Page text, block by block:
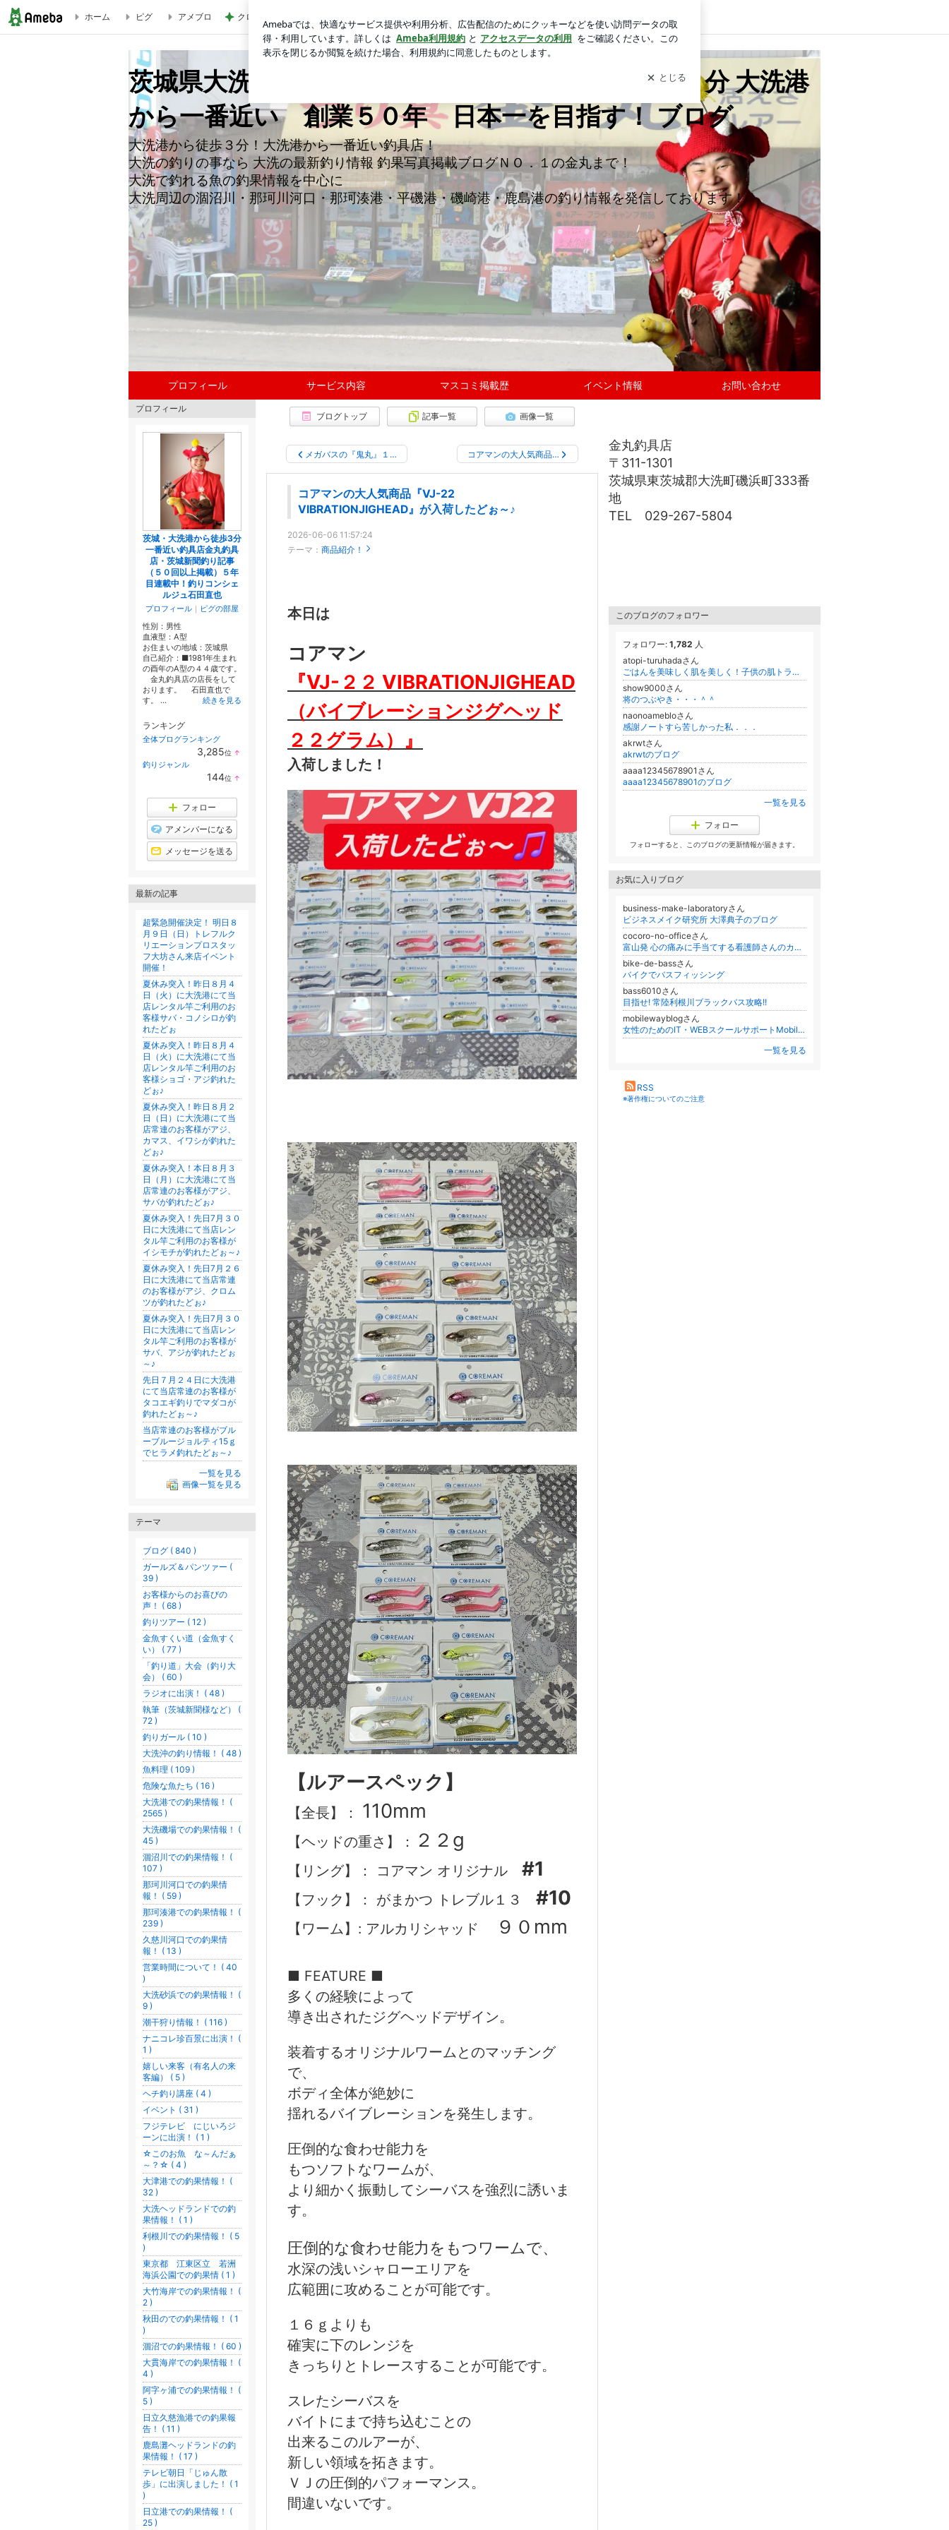
VJ22,金丸釣具店,手ぶらでレンタル,釣り体験,コアマン | 茨城県大洗町の釣具 金丸釣具店 大洗港から徒歩３分 大洗港から一番近い 創業５０年 日本一を目指す！ ブログ
ホーム ピグ アメブロ クロ 7歳娘の小さな指とタッチ ログイン
茨城県大洗町の釣具 金丸釣具店 大洗港から徒歩３分 大洗港
から一番近い 創業５０年 日本一を目指す！ ブログ
大洗港から徒歩３分！大洗港から一番近い釣具店！
大洗の釣りの事なら 大洗の最新釣り情報 釣果写真掲載ブログＮＯ．１の金丸まで！
大洗で釣れる魚の釣果情報を中心に
大洗周辺の涸沼川・那珂川河口・那珂湊港・平磯港・磯崎港・鹿島港の釣り情報を発信しております！
ブログトップ 記事一覧 画像一覧
メガバスの『鬼丸』１… コアマンの大人気商品…
コアマンの大人気商品『VJ-22
VIBRATIONJIGHEAD』が入荷したどぉ～♪
2026-06-06 11:57:24
テーマ： 商品紹介！
本日は
コアマン
『VJ-２２ VIBRATIONJIGHEAD
（バイブレーションジグヘッド
２２ グラム）』
入荷しました！
【ルアースペック】
【全長】： 110mm
【ヘッドの重さ】： ２２g
【リング】： コアマン オリジナル #1
【フック】： がまかつ トレブル１３ #10
【ワーム】: アルカリシャッド ９０mm
■ FEATURE ■
多くの経験によって
導き出されたジグヘッドデザイン。
装着するオリジナルワームとのマッチング
で、
ボディ全体が絶妙に
揺れるバイブレーションを発生します。
圧倒的な食わせ能力を
もつソフトなワームが、
より細かく振動してシーバスを強烈に誘いま
す。
圧倒的な食わせ能力をもつワームで、
水深の浅いシャローエリアを
広範囲に攻めることが可能です。
１６ｇよりも
確実に下のレンジを
きっちりとトレースすることが可能です。
スレたシーバスを
バイトにまで持ち込むことの
出来るこのルアーが、
新しい領域を拓きます。
ＶＪの圧倒的パフォーマンス。
間違いないです。
プロフィール サービス内容 マスコミ掲載歴 イベント情報 お問い合わせ
金丸釣具店
〒311-1301
茨城県東茨城郡大洗町磯浜町333番
地
TEL 029-267-5804
このブログのフォロワー
フォロワー: 1,782 人
atopi-turuhadaさん
ごはんを美味しく肌を美しく！子供の肌トラブルと痒みを治してあげたいママに送るアトピー食事改善法！アトピー専門家歴10年/秋田ハナエ
show9000さん
将のつぶやき・・・＾＾
naonoamebloさん
感謝ノートすら苦しかった私．．．
akrwtさん
akrwtのブログ
aaaa12345678901さん
aaaa12345678901のブログ
一覧を見る
フォロー
フォローすると、このブログの更新情報が届きます。
お気に入りブログ
business-make-laboratoryさん
ビジネスメイク研究所 大澤典子のブログ
cocoro-no-officeさん
富山発 心の痛みに手当てする看護師さんのカウンセリング
bike-de-bassさん
バイクでバスフィッシング
bass6010さん
目指せ! 常陸利根川ブラックバス攻略!!
mobilewayblogさん
女性のためのIT・WEBスクールサポートMobileWay
一覧を見る
RSS
※著作権についてのご注意
プロフィール
茨城・大洗港から徒歩3分
一番近い釣具店金丸釣具
店・茨城新聞釣り記事
（５０回以上掲載）５年
目連載中！釣りコンシェ
ルジュ石田直也
プロフィール ｜ ピグの部屋
性別： 男性
血液型： A型
お住まいの地域： 茨城県
自己紹介：■1981年生まれ
の酉年のA型の４４歳です。
金丸釣具店の店長をして
おります。 石田直也で
す。 ...
続きを見る
ランキング
全体ブログランキング
3,285位 ↑
釣りジャンル
144位 ↑
フォロー
アメンバーになる
メッセージを送る
最新の記事
超緊急開催決定！ 明日８
月９日（日）トレフルク
リエーションプロスタッ
フ大坊さん来店イベント
開催！
夏休み突入！昨日８月４
日（火）に大洗港にて当
店レンタル竿ご利用のお
客様サバ・コノシロが釣
れたどぉ
夏休み突入！昨日８月４
日（火）に大洗港にて当
店レンタル竿ご利用のお
客様ショゴ・アジ釣れた
どぉ♪
夏休み突入！昨日８月２
日（日）に大洗港にて当
店常連のお客様がアジ、
カマス、イワシが釣れた
どぉ♪
夏休み突入！本日８月３
日（月）に大洗港にて当
店常連のお客様がアジ、
サバが釣れたどぉ♪
夏休み突入！先日7月３０
日に大洗港にて当店レン
タル竿ご利用のお客様が
イシモチが釣れたどぉ～♪
夏休み突入！先日7月２６
日に大洗港にて当店常連
のお客様がアジ、クロム
ツが釣れたどぉ♪
夏休み突入！先日7月３０
日に大洗港にて当店レン
タル竿ご利用のお客様が
サバ、アジが釣れたどぉ
～♪
先日７月２４日に大洗港
にて当店常連のお客様が
タコエギ釣りでマダコが
釣れたどぉ～♪
当店常連のお客様がブル
ーブルージョルティ15ｇ
でヒラメ釣れたどぉ～♪
一覧を見る
画像一覧を見る
テーマ
ブログ ( 840 )
ガールズ＆パンツァー (
39 )
お客様からのお喜びの
声！ ( 68 )
釣りツアー ( 12 )
金魚すくい道（金魚すく
い） ( 77 )
「釣り道」大会（釣り大
会） ( 60 )
ラジオに出演！ ( 48 )
執筆（茨城新聞様など） (
72 )
釣りガール ( 10 )
大洗沖の釣り情報！ ( 48 )
魚料理 ( 109 )
危険な魚たち ( 16 )
大洗港での釣果情報！ (
2565 )
大洗磯場での釣果情報！ (
45 )
涸沼川での釣果情報！ (
107 )
那珂川河口での釣果情
報！ ( 59 )
那珂湊港での釣果情報！ (
239 )
久慈川河口での釣果情
報！ ( 13 )
営業時間について！ ( 40
)
大洗砂浜での釣果情報！ (
9 )
潮干狩り情報！ ( 116 )
ナニコレ珍百景に出演！ (
1 )
嬉しい来客（有名人の来
客編） ( 5 )
ヘチ釣り講座 ( 4 )
イベント ( 31 )
フジテレビ にじいろジ
ーンに出演！ ( 1 )
☆このお魚 な～んだぁ
～？☆ ( 4 )
大津港での釣果情報！ (
32 )
大洗ヘッドランドでの釣
果情報！ ( 1 )
利根川での釣果情報！ ( 5
)
東京都 江東区立 若洲
海浜公園での釣果情 ( 1 )
大竹海岸での釣果情報！ (
2 )
秋田のでの釣果情報！ ( 1
)
涸沼での釣果情報！ ( 60 )
大貫海岸での釣果情報！ (
4 )
阿字ヶ浦での釣果情報！ (
5 )
日立久慈漁港での釣果報
告！ ( 11 )
鹿島灘ヘッドランドの釣
果情報！ ( 17 )
テレビ朝日「じゅん散
歩」に出演しました！ ( 1
)
日立港での釣果情報！ (
25 )